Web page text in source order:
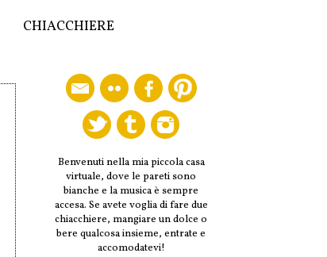
CHIACCHIERE
Benvenuti nella mia piccola casa
virtuale, dove le pareti sono
bianche e la musica è sempre
accesa. Se avete voglia di fare due
chiacchiere, mangiare un dolce o
bere qualcosa insieme, entrate e
accomodatevi!